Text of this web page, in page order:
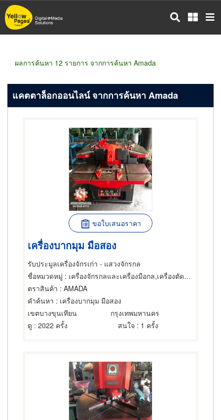
ข้าม
ไป
ผลการค้นหา 12 รายการ จากการค้นหา Amada
แคตตาล็อกออนไลน์ จากการค้นหา Amada
ขอใบเสนอราคา
เครื่องบากมุม มือสอง
รับประมูลเครื่องจักรเก่า - แสวงจักรกล
ชื่อหมวดหมู่ : เครื่องจักรกลและเครื่องมือกล,เครื่องตัดและแต่งผิวโลหะ
ตราสินค้า : AMADA
คำค้นหา : เครื่องบากมุม มือสอง
เขตบางขุนเทียน
กรุงเทพมหานคร
ดู : 2022 ครั้ง สนใจ : 1 ครั้ง